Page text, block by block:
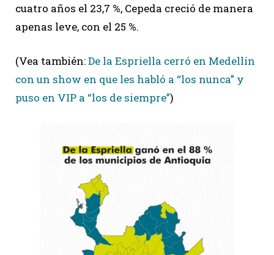
cuatro años el 23,7 %, Cepeda creció de manera
apenas leve, con el 25 %.
(Vea también:De la Espriella cerró en Medellín
con un show en que les habló a “los nunca” y
puso en VIP a “los de siempre”)